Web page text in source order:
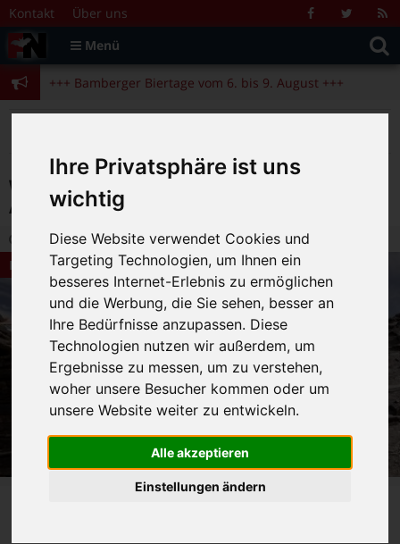
Ihre Privatsphäre ist uns
wichtig
Diese Website verwendet Cookies und
Targeting Technologien, um Ihnen ein
besseres Internet-Erlebnis zu ermöglichen
und die Werbung, die Sie sehen, besser an
Ihre Bedürfnisse anzupassen. Diese
Technologien nutzen wir außerdem, um
Ergebnisse zu messen, um zu verstehen,
woher unsere Besucher kommen oder um
unsere Website weiter zu entwickeln.
Alle akzeptieren
Einstellungen ändern
Zum Inhalt springen
Kontakt Über uns FacebookTwitter
Menü
Suche
nach:
+++ Bamberger Biertage vom 6. bis 9. August +++
+++ Blues- und Jazzfestival vom 31.7. bis 9.8. +++
+++ Bamberger Biertage vom 6. bis 9. August +++
+++ Blues- und Jazzfestival vom 31.7. bis 9.8. +++
Woman – Regie: Anastasia Mikova, Yann
Arthus-Bertrand
23.10.2020 16:51 | FN-Redaktion |
0
Kino und Film